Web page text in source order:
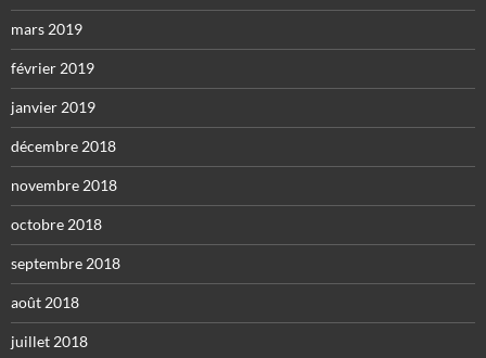
mars 2019
février 2019
janvier 2019
décembre 2018
novembre 2018
octobre 2018
septembre 2018
août 2018
juillet 2018